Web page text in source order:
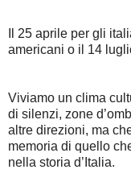
Il 25 aprile per gli
americani o il 14
Viviamo un clima
di silenzi, zone
altre direzioni, ma
memoria di quello
nella storia d’Italia.